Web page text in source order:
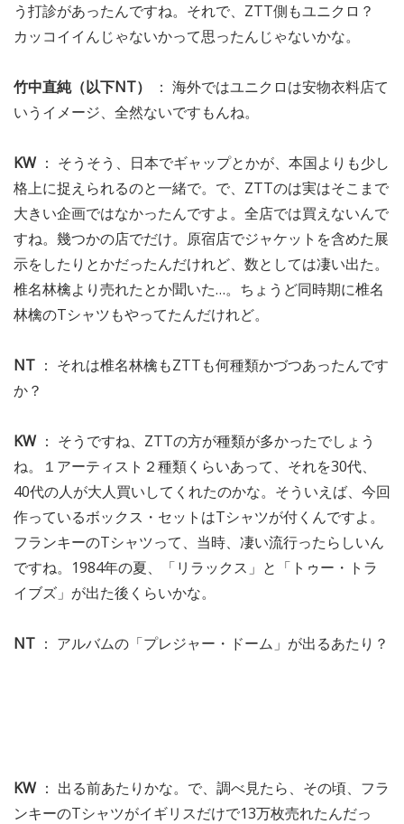
う打診があったんですね。それで、ZTT側もユニクロ？
カッコイイんじゃないかって思ったんじゃないかな。
竹中直純（以下NT）
： 海外ではユニクロは安物衣料店て
いうイメージ、全然ないですもんね。
KW： そうそう、日本でギャップとかが、本国よりも少し
格上に捉えられるのと一緒で。で、ZTTのは実はそこまで
大きい企画ではなかったんですよ。全店では買えないんで
すね。幾つかの店でだけ。原宿店でジャケットを含めた展
示をしたりとかだったんだけれど、数としては凄い出た。
椎名林檎より売れたとか聞いた…。ちょうど同時期に椎名
林檎のTシャツもやってたんだけれど。
NT ： それは椎名林檎もZTTも何種類かづつあったんです
か？
KW： そうですね、ZTTの方が種類が多かったでしょう
ね。１アーティスト２種類くらいあって、それを30代、
40代の人が大人買いしてくれたのかな。そういえば、今回
作っているボックス・セットはTシャツが付くんですよ。
フランキーのTシャツって、当時、凄い流行ったらしいん
ですね。1984年の夏、「リラックス」と「トゥー・トラ
イブズ」が出た後くらいかな。
NT ： アルバムの「プレジャー・ドーム」が出るあたり？
KW： 出る前あたりかな。で、調べ見たら、その頃、フラ
ンキーのTシャツがイギリスだけで13万枚売れたんだっ